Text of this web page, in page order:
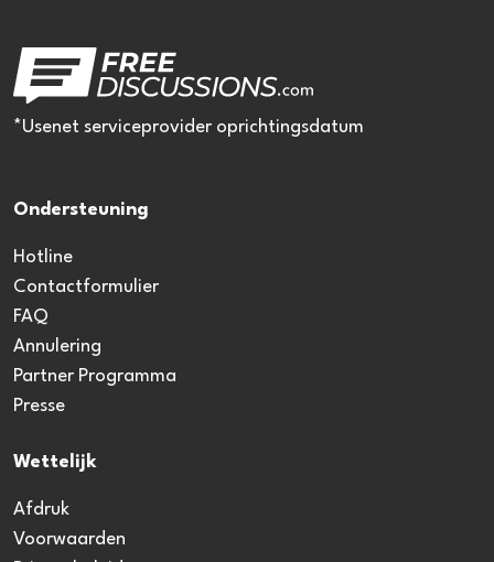
*Usenet serviceprovider oprichtingsdatum
Ondersteuning
Hotline
Contactformulier
FAQ
Annulering
Partner Programma
Presse
Wettelijk
Afdruk
Voorwaarden